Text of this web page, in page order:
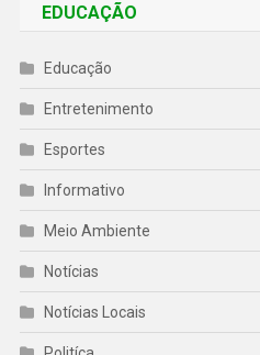
EDUCAÇÃO
Educação
Entretenimento
Esportes
Informativo
Meio Ambiente
Notícias
Notícias Locais